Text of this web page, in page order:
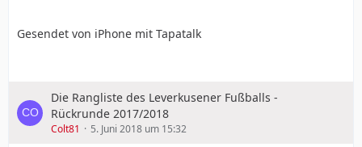
Gesendet von iPhone mit Tapatalk
Die Rangliste des Leverkusener Fußballs -
Rückrunde 2017/2018
Colt81 5. Juni 2018 um 15:32